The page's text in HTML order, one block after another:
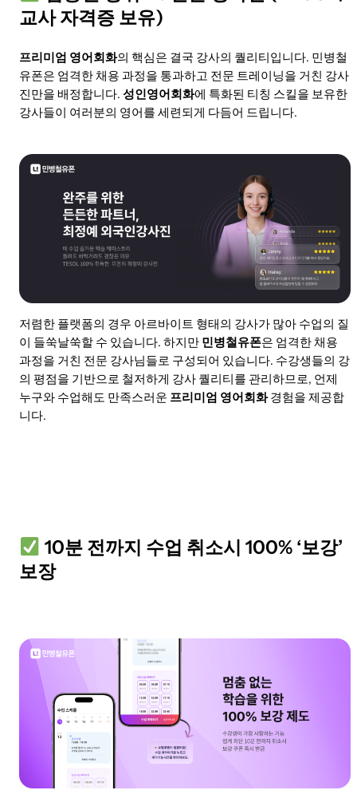
교사 자격증 보유)
프리미엄 영어회화의 핵심은 결국 강사의 퀄리티입니다. 민병철
유폰은 엄격한 채용 과정을 통과하고 전문 트레이닝을 거친 강사
진만을 배정합니다. 성인영어회화에 특화된 티칭 스킬을 보유한
강사들이 여러분의 영어를 세련되게 다듬어 드립니다.
저렴한 플랫폼의 경우 아르바이트 형태의 강사가 많아 수업의 질
이 들쑥날쑥할 수 있습니다. 하지만 민병철유폰은 엄격한 채용
과정을 거친 전문 강사님들로 구성되어 있습니다. 수강생들의 강
의 평점을 기반으로 철저하게 강사 퀄리티를 관리하므로, 언제
누구와 수업해도 만족스러운 프리미엄 영어회화경험을 제공합
니다.
10분 전까지 수업 취소시 100% ‘보강’
보장